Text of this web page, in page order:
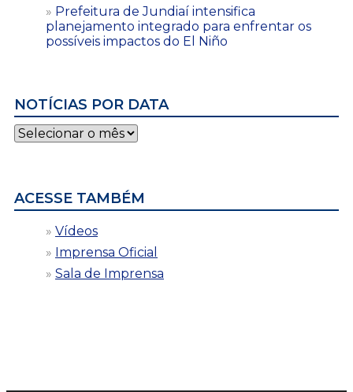
Prefeitura de Jundiaí intensifica
planejamento integrado para enfrentar os
possíveis impactos do El Niño
NOTÍCIAS POR DATA
Notícias
por
ACESSE TAMBÉM
Vídeos
Imprensa Oficial
Sala de Imprensa